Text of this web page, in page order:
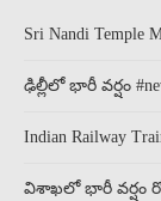
Sri Nandi Temple
ఢిల్లీలో భారీ వర్షం
Indian Railway
విశాఖలో భారీ వర్షం